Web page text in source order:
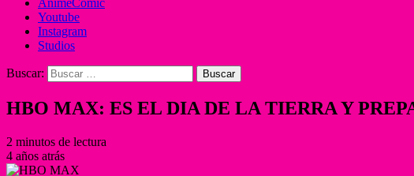
AnimeComic
Youtube
Instagram
Studios
Buscar:
HBO MAX: ES EL DIA DE LA TIERRA Y
2 minutos de lectura
4 años atrás